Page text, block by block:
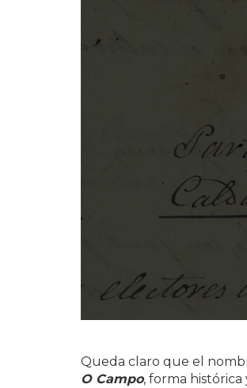
Queda claro que el
O Campo, forma